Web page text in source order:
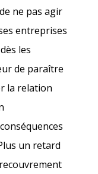
ne pas agir
entreprises
les
de paraître
la relation
un retard